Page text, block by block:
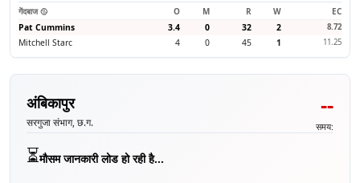
गेंदबाज 🥎 O M R W
EC
Pat Cummins
3.4 0 32 2 8.72
Mitchell Starc 4 0 45 1 11.25
अंबिकापुर
सरगुजा संभाग, छ.ग.
--
समय:
⏳मौसम जानकारी लोड हो रही है...